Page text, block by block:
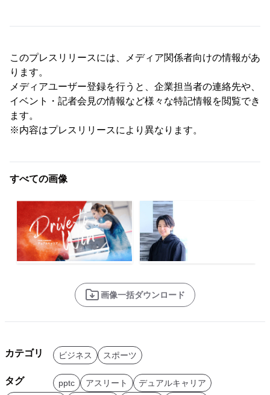
このプレスリリースには、メディア関係者向けの情報があ
ります。
メディアユーザー登録を行うと、企業担当者の連絡先や、
イベント・記者会見の情報など様々な特記情報を閲覧でき
ます。
※内容はプレスリリースにより異なります。
すべての画像
画像一括ダウンロード
カテゴリ ビジネス スポーツ
タグ pptc アスリート
デュアルキャリア